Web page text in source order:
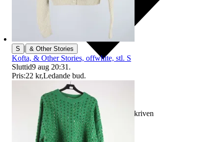
Ersättning om varan inte är som beskriven
S | & Other Stories
Kofta, & Other Stories, offwhite, stl. S
Sluttid9 aug 20:31 .
Pris:22 kr,Ledande bud.